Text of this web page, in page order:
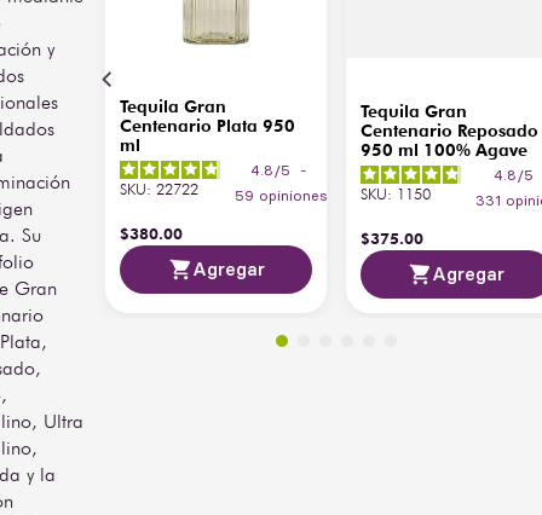
disfruta mejor solo, a 18–
20 °C, en copa tipo snifter
o Riedel tequila glass. Es
un tequila de colección,
ideal para quienes buscan
una experiencia sensorial
sofisticada y un destilado
con alma de cognac.
y
Su
Gran
Ultra
y la
Tequila Gran
Centenario Plata 950
ml
4.8 /5
-
59 opiniones
SKU:22722
$380.00
Agregar
Tequila Gran
Centenario Reposado
950 ml 100% Agave
4.8 /5
331
SKU: 1150
$375.00
Agregar